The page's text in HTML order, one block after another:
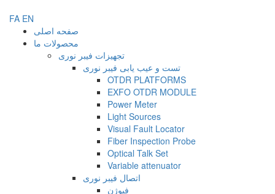
FA EN
صفحه اصلی
محصولات ما
تجهیزات فیبر نوری
تست و عیب یابی فیبر نوری
OTDR PLATFORMS
EXFO OTDR MODULE
Power Meter
Light Sources
Visual Fault Locator
Fiber Inspection Probe
Optical Talk Set
Variable attenuator
اتصال فیبر نوری
فیوژن